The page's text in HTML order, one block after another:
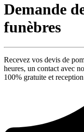
Demande
funèbres
Recevez vos devis de
heures, un contact avec
100% gratuite et